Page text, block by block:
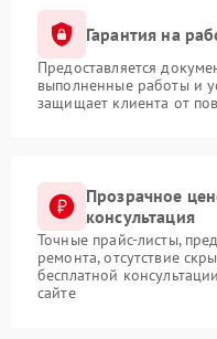
Гарантия на
Предоставляется
выполненные работы и
защищает клиента от
Прозрачное
консультация
Точные прайс-листы,
ремонта, отсутствие
бесплатной
сайте